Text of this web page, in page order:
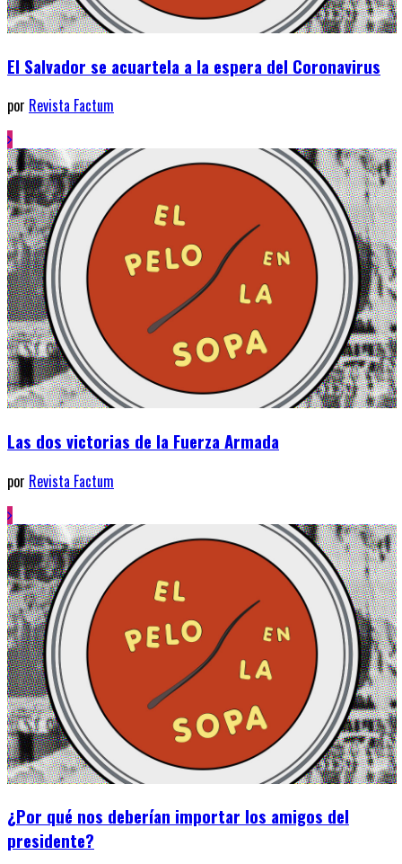
El Salvador se acuartela a la espera del Coronavirus
por Revista Factum
Las dos victorias de la Fuerza Armada
por Revista Factum
¿Por qué nos deberían importar los amigos del
presidente?